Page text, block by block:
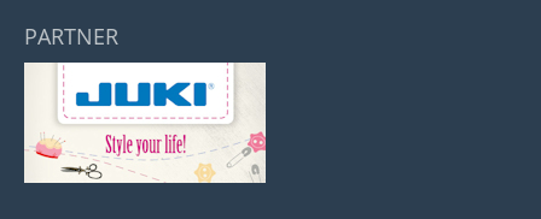
PARTNER